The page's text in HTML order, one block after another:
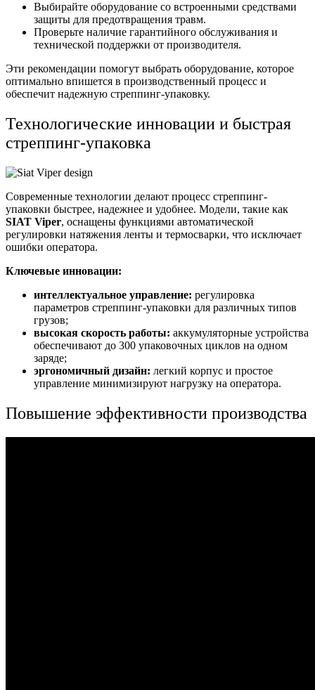
Выбирайте оборудование со встроенными средствами
защиты для предотвращения травм.
Проверьте наличие гарантийного обслуживания и
технической поддержки от производителя.
Эти рекомендации помогут выбрать оборудование, которое
оптимально впишется в производственный процесс и
обеспечит надежную стреппинг-упаковку.
Технологические инновации и быстрая
стреппинг-упаковка
Современные технологии делают процесс стреппинг-
упаковки быстрее, надежнее и удобнее. Модели, такие как
SIAT Viper, оснащены функциями автоматической
регулировки натяжения ленты и термосварки, что исключает
ошибки оператора.
Ключевые инновации:
интеллектуальное управление: регулировка
параметров стреппинг-упаковки для различных типов
грузов;
высокая скорость работы: аккумуляторные устройства
обеспечивают до 300 упаковочных циклов на одном
заряде;
эргономичный дизайн: легкий корпус и простое
управление минимизируют нагрузку на оператора.
Повышение эффективности производства